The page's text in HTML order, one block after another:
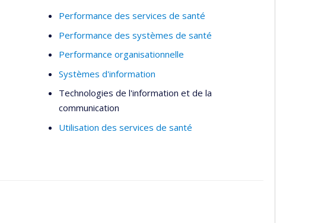
Performance des services de santé
Performance des systèmes de santé
Performance organisationnelle
Systèmes d'information
Technologies de l'information et de la
communication
Utilisation des services de santé